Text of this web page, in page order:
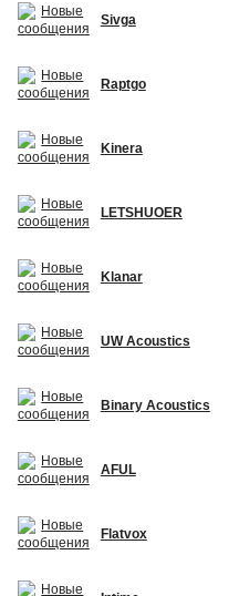
Sivga
Raptgo
Kinera
LETSHUOER
Klanar
UW Acoustics
Binary Acoustics
AFUL
Flatvox